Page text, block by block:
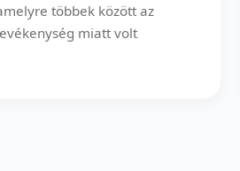
többek között az
miatt volt